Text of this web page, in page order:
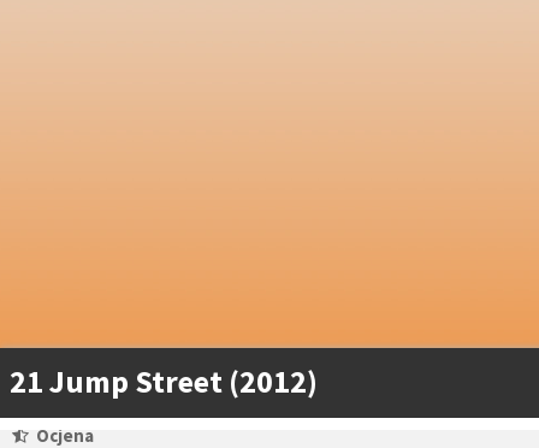
21 Jump Street (2012)
Ocjena